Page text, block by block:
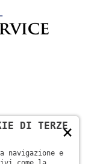
×
DI TERZE
e